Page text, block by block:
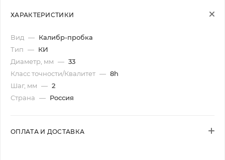
ХАРАКТЕРИСТИКИ
Вид — Калибр-пробка
Тип — КИ
Диаметр, мм — 33
Класс точности/Квалитет — 8h
Шаг, мм — 2
Страна — Россия
ОПЛАТА И ДОСТАВКА